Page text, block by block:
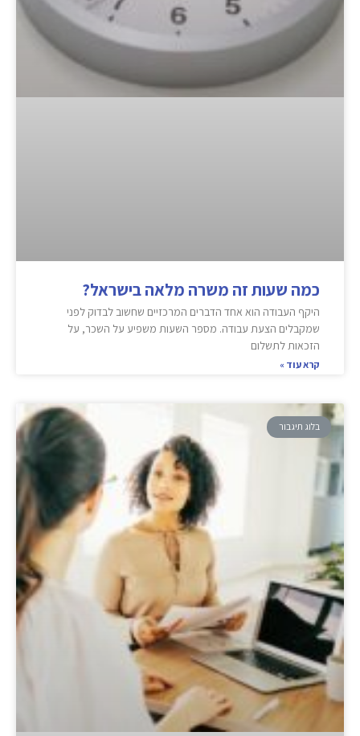
כמה שעות זה משרה מלאה בישראל?
היקף העבודה הוא אחד הדברים המרכזיים שחשוב לבדוק לפני
שמקבלים הצעת עבודה. מספר השעות משפיע על השכר, על
הזכאות לתשלום
קרא עוד »
בלוג תיגבור